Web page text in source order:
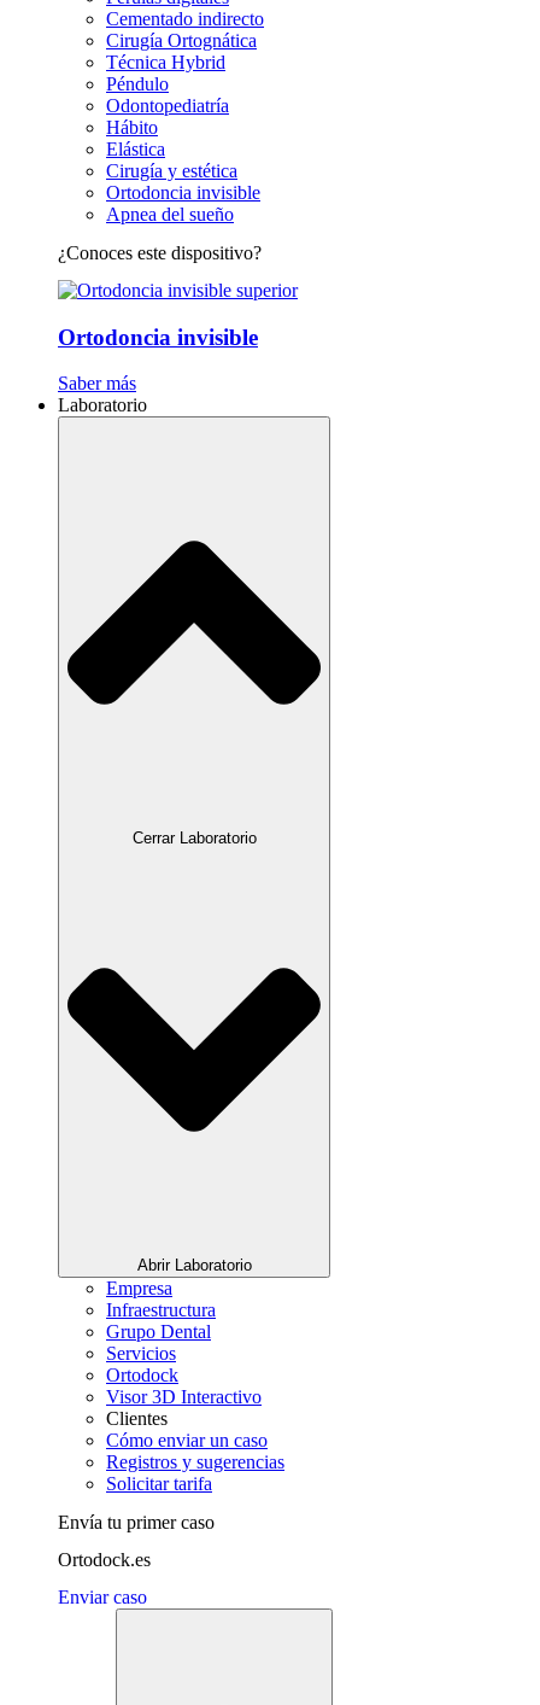
Cementado indirecto
Cirugía Ortognática
Técnica Hybrid
Péndulo
Odontopediatría
Hábito
Elástica
Cirugía y estética
Ortodoncia invisible
Apnea del sueño
¿Conoces este dispositivo?
Ortodoncia invisible
Saber más
Laboratorio
Cerrar Laboratorio
Abrir Laboratorio
Empresa
Infraestructura
Grupo Dental
Servicios
Ortodock
Visor 3D Interactivo
Clientes
Cómo enviar un caso
Registros y sugerencias
Solicitar tarifa
Envía tu primer caso
Ortodock.es
Enviar caso